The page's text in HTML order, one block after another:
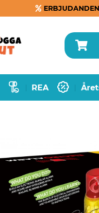
ERBJUDANDEN
REA